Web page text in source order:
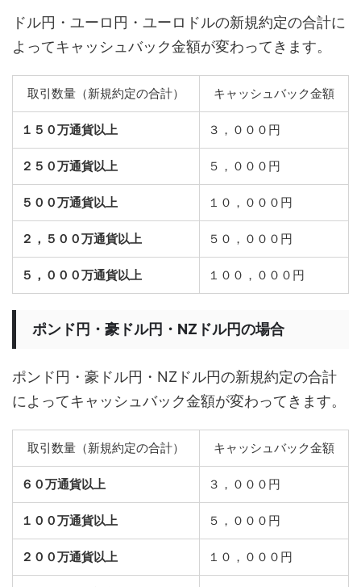
ドル円・ユーロ円・ユーロドルの新規約定の合計に
よってキャッシュバック金額が変わってきます。
取引数量（新規約定の合計） キャッシュバック金額
１５０万通貨以上 ３，０００円
２５０万通貨以上 ５，０００円
５００万通貨以上 １０，０００円
２，５００万通貨以上 ５０，０００円
５，０００万通貨以上 １００，０００円
ポンド円・豪ドル円・NZドル円の場合
ポンド円・豪ドル円・NZドル円の新規約定の合計
によってキャッシュバック金額が変わってきます。
取引数量（新規約定の合計） キャッシュバック金額
６０万通貨以上 ３，０００円
１００万通貨以上 ５，０００円
２００万通貨以上 １０，０００円